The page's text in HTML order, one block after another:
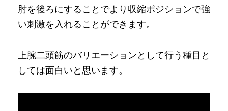
肘を後ろにすることでより収縮ポジションで強
い刺激を入れることができます。
上腕二頭筋のバリエーションとして行う種目と
しては面白いと思います。